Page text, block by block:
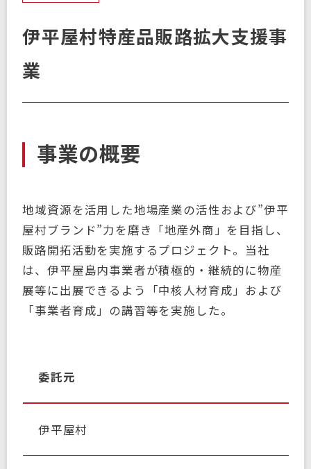
伊平屋村特産品販路拡大支援事
業
事業の概要
地域資源を活用した地場産業の活性および”伊平
屋村ブランド”力を磨き「地産外商」を目指し、
販路開拓活動を実施するプロジェクト。当社
は、伊平屋島内事業者が積極的・継続的に物産
展等に出展できるよう「中核人材育成」および
「事業者育成」の講習等を実施した。
委託元
伊平屋村